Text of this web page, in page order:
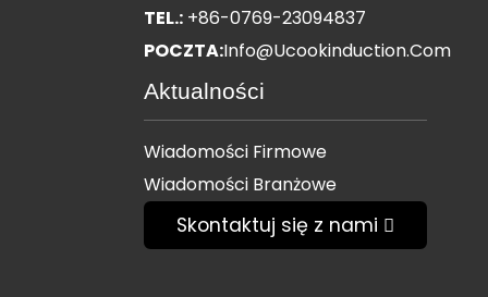
TEL.: +86-0769-23094837
POCZTA:Info@ucookinduction.com
Aktualności
Wiadomości Firmowe
Wiadomości Branżowe
Skontaktuj się z nami